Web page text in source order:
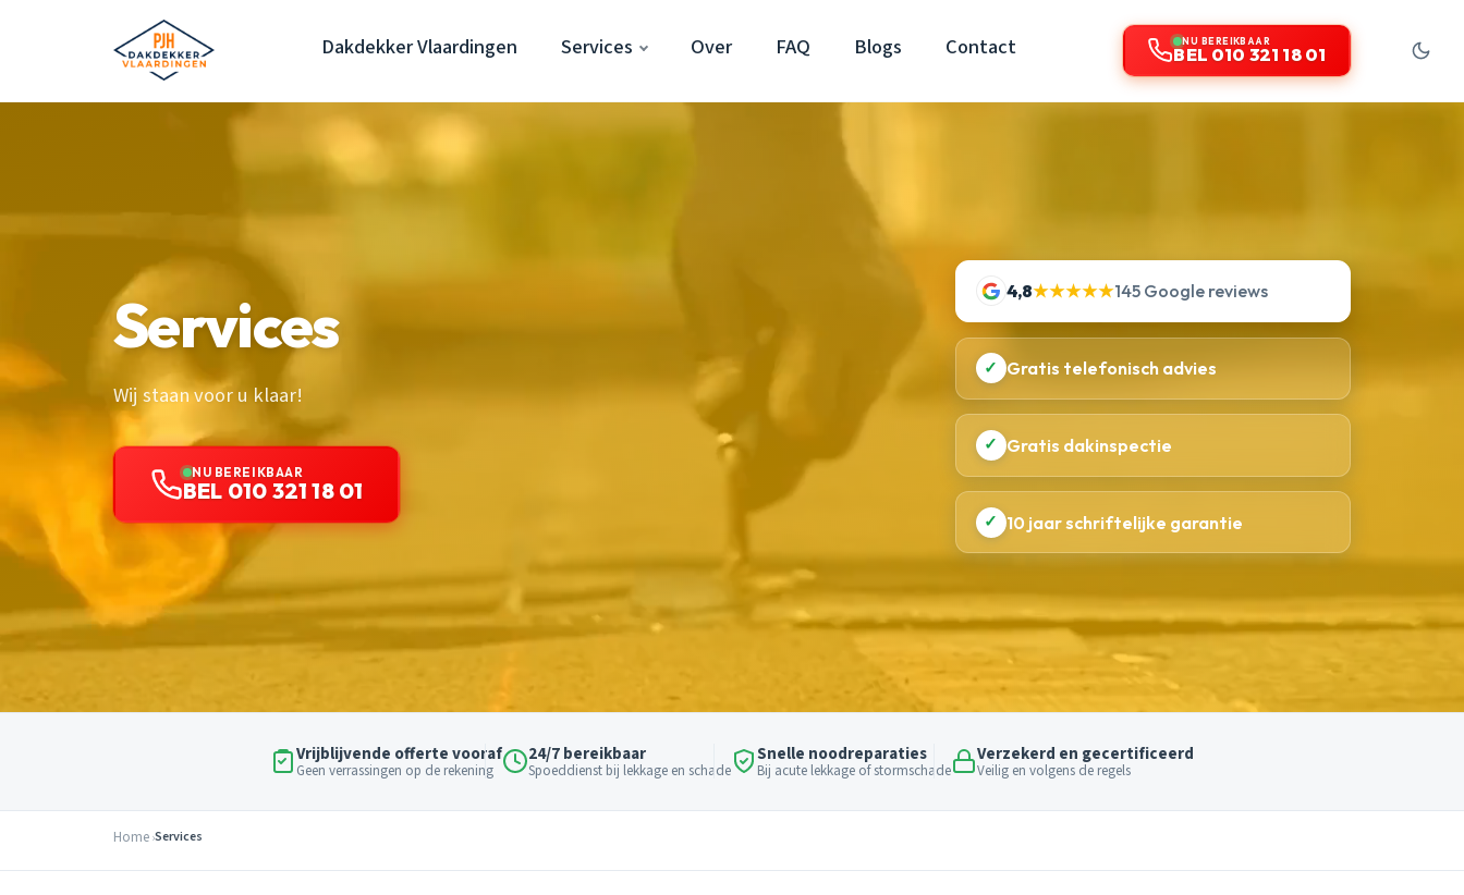
Dakdekker Vlaardingen Services Over FAQ Blogs Contact NU BEREIKBAAR
BEL 010 321 18 01
Services
Wij staan voor u klaar!
NU BEREIKBAAR
BEL 010 321 18 01
4,8★★★★★145 Google reviews
✓ Gratis telefonisch advies
✓ Gratis dakinspectie
✓ 10 jaar schriftelijke garantie
Vrijblijvende offerte vooraf
Geen verrassingen op de rekening
24/7 bereikbaar
Spoeddienst bij lekkage en schade
Snelle noodreparaties
Bij acute lekkage of stormschade
Verzekerd en gecertificeerd
Veilig en volgens de regels
Home Services